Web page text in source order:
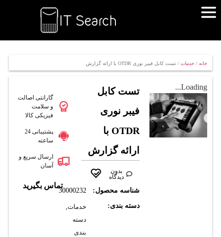
خانه/ خدمات/ تست کابل فیبر نوری OTDR با ارائه گزارش
Loading...
تست کابل
فیبر نوری
OTDR با
ارائه گزارش
بدون
دیدگاه
شناسه محصول: 30000232
دسته بندی: خدمات,
دسته
بندی
گارانتی اصالت
و سلامت
فیزیکی کالا
پشتیبانی 24
ساعته
ارسال سریع و
آسان
تماس بگیرید